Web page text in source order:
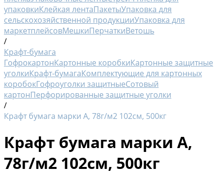
упаковкиКлейкая лентаПакетыУпаковка для
сельскохозяйственной продукцииУпаковка для
маркетплейсовМешкиПерчаткиВетошь
/
Крафт-бумага
ГофрокартонКартонные коробкиКартонные защитные
уголкиКрафт-бумагаКомплектующие для картонных
коробокГофроуголки защитныеСотовый
картонПерфорированные защитные уголки
/
Крафт бумага марки А, 78г/м2 102см, 500кг
Крафт бумага марки А,
78г/м2 102см, 500кг